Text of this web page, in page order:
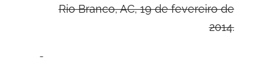
Rio Branco, AC, 19 de fevereiro de
2014.